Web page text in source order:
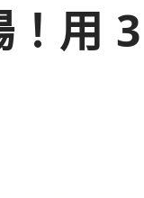
用